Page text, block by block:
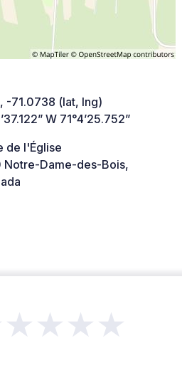
-71.0738 (lat, lng)
W 71°4’25.752”
de l'Église
Notre-Dame-des-Bois,